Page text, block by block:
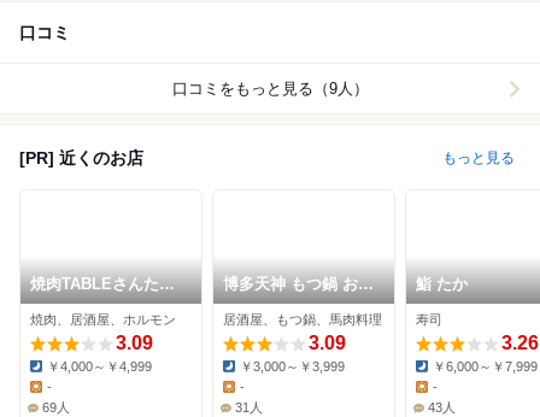
口コミ
口コミをもっと見る（9人）
[PR] 近くのお店 もっと見る
焼肉TABLEさんたま
三鷹店
焼肉、居酒屋、ホルモン
3.09
Dinner:
￥4,000～￥4,999
Lunch:
-
69人
博多天神 もつ鍋 お多
福 三鷹店
居酒屋、もつ鍋、馬肉料理
3.09
Dinner:
￥3,000～￥3,999
Lunch:
-
31人
鮨 たか
寿司
3.26
Dinner:
￥6,000～￥7,999
Lunch:
-
43人